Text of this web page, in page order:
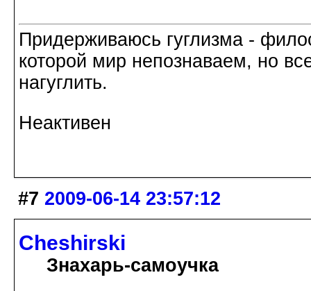
Придерживаюсь гуглизма -
которой мир непознаваем, но
нагуглить.
Неактивен
#7 2009-06-14 23:57:12
Cheshirski
Знахарь-самоучка